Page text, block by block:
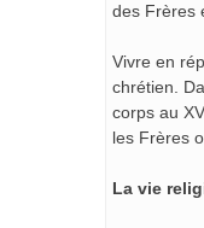
des Frères
Vivre en
chrétien.
corps au
les Frères
La vie